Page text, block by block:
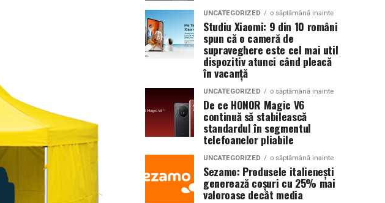
UNCATEGORIZED o săptămână inainte
Studiu Xiaomi: 9 din 10 români
spun că o cameră de
supraveghere este cel mai util
dispozitiv atunci când pleacă
în vacanță
UNCATEGORIZED o săptămână inainte
De ce HONOR Magic V6
continuă să stabilească
standardul în segmentul
telefoanelor pliabile
UNCATEGORIZED o săptămână inainte
Sezamo: Produsele italienești
generează coșuri cu 25% mai
valoroase decât media